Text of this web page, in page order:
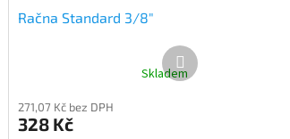
Račna Standard 3/8"
Skladem
271,07 Kč bez DPH
328 Kč
Další
produkt